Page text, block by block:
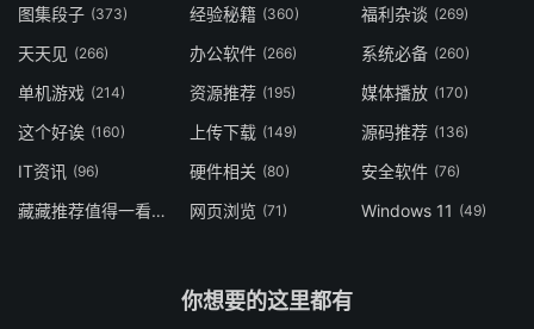
图集段子 (373) 经验秘籍 (360) 福利杂谈 (269)
天天见 (266) 办公软件 (266) 系统必备 (260)
单机游戏 (214) 资源推荐 (195) 媒体播放 (170)
这个好诶 (160) 上传下载 (149) 源码推荐 (136)
IT资讯 (96) 硬件相关 (80) 安全软件 (76)
藏藏推荐值得一看 网页浏览 (71) Windows 11 (49)
你想要的这里都有